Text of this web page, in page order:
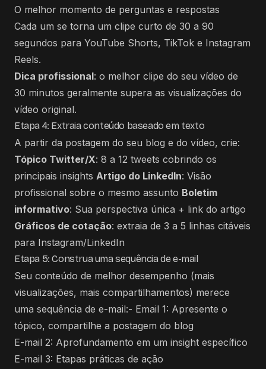
O melhor momento de perguntas e respostas
Cada um se torna um clipe curto de 30 a 90
segundos para YouTube Shorts, TikTok e Instagram
Reels.
Dica profissional: o melhor clipe do seu vídeo de
30 minutos geralmente supera as visualizações do
vídeo original.
Etapa 4: Extraia conteúdo baseado em texto
A partir da postagem do seu blog e do vídeo, crie:
Tópico Twitter/X: 8 a 12 tweets cobrindo os
principais insights Artigo do LinkedIn: Visão
profissional sobre o mesmo assunto Boletim
informativo: Sua perspectiva única + link do artigo
Gráficos de cotação: extraia de 3 a 5 linhas citáveis
para Instagram/LinkedIn
Etapa 5: Construa uma sequência de e-mail
Seu conteúdo de melhor desempenho (mais
visualizações, mais compartilhamentos) merece
uma sequência de e-mail:- Email 1: Apresente o
tópico, compartilhe a postagem do blog
E-mail 2: Aprofundamento em um insight específico
E-mail 3: Etapas práticas de ação